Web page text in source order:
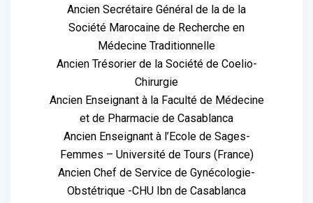
Ancien Secrétaire Général de la de la
Société Marocaine de Recherche en
Médecine Traditionnelle
Ancien Trésorier de la Société de Coelio-
Chirurgie
Ancien Enseignant à la Faculté de Médecine
et de Pharmacie de Casablanca
Ancien Enseignant à l’Ecole de Sages-
Femmes – Université de Tours (France)
Ancien Chef de Service de Gynécologie-
Obstétrique -CHU Ibn de Casablanca